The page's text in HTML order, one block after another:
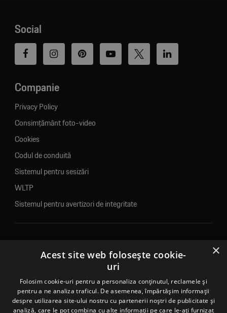
Social
Companie
Privacy Policy
Consimțământ foto-video
Cookies
Codul de conduită
Sistemul pentru sesizări
WLTP
Sistemul pentru avertizori de integritate
© 2026. Porsche Inter Auto Romania. Toate drepturile rezervate.
Porsche Inter Auto Romania SRL
RO22188461 J2007002067233
B-dul Pipera, nr. 2, Sala 1, Etaj 2, Voluntari, jud.Ilfov - sediu
social
×
Acest site web folosește cookie-
uri
Folosim cookie-uri pentru a personaliza conținutul, reclamele și
pentru a ne analiza traficul. De asemenea, împărtășim informații
despre utilizarea site-ului nostru cu partenerii noștri de publicitate și
analiză, care le pot combina cu alte informații pe care le-ați furnizat